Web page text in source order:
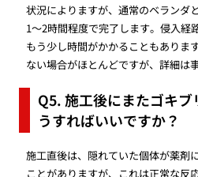
状況によりますが、通常のベランダ
1〜2時間程度で完了します。侵入経
もう少し時間がかかることもありま
ない場合がほとんどですが、詳細は
Q5. 施工後にまたゴキ
うすればいいですか？
施工直後は、隠れていた個体が薬剤
ことがありますが、これは正常な反